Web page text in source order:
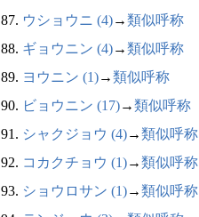
87. ウショウニ (4)→類似呼称
88. ギョウニン (4)→類似呼称
89. ヨウニン (1)→類似呼称
90. ビョウニン (17)→類似呼称
91. シャクジョウ (4)→類似呼称
92. コカクチョウ (1)→類似呼称
93. ショウロサン (1)→類似呼称